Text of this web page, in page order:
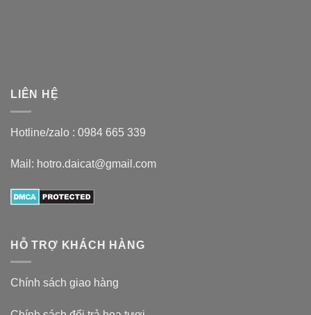
LIÊN HỆ
Hotline/zalo : 0984 665 339
Mail: hotro.daicat@gmail.com
HỖ TRỢ KHÁCH HÀNG
Chính sách giao hàng